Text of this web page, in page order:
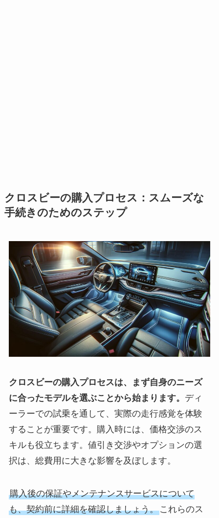
クロスビーの購入プロセス：スムーズな
手続きのためのステップ
クロスビーの購入プロセスは、まず自身のニーズ
に合ったモデルを選ぶことから始まります。 ディ
ーラーでの試乗を通して、実際の走行感覚を体験
することが重要です。購入時には、価格交渉のス
キルも役立ちます。値引き交渉やオプションの選
択は、総費用に大きな影響を及ぼします。
購入後の保証やメンテナンスサービスについて
も、契約前に詳細を確認しましょう。これらのス